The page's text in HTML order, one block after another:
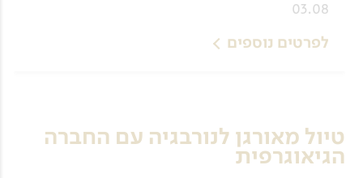
03.08
לפרטים נוספים
טיול מאורגן לנורבגיה עם החברה
הגיאוגרפית